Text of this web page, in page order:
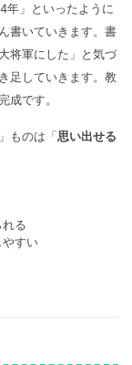
年」といったように
書いていきます。書
将軍にした」と気づ
足していきます。教
成です。
ものは「思い出せる
る
すい